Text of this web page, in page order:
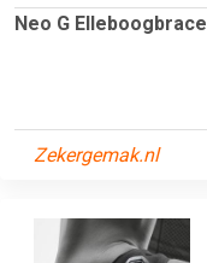
Neo G Elleboogbrace
Zekergemak.nl